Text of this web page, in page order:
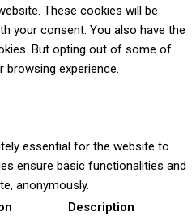
These cookies will be
your consent. You also have the
But opting out of some of
experience.
essential for the website to
ensure basic functionalities and
anonymously.
Description